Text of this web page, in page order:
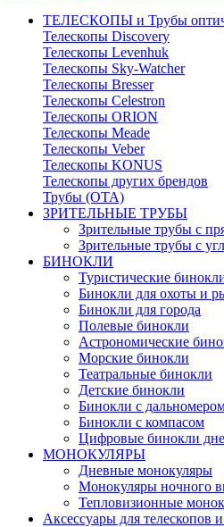
ТЕЛЕСКОПЫ и Трубы
Телескопы Discovery
Телескопы Levenhuk
Телескопы Sky-Watcher
Телескопы Bresser
Телескопы Celestron
Телескопы ORION
Телескопы Meade
Телескопы Veber
Телескопы KONUS
Телескопы других брендов
Трубы (ОТА)
ЗРИТЕЛЬНЫЕ ТРУБЫ
Зрительные трубы с
Зрительные трубы с
БИНОКЛИ
Туристические
Бинокли для охоты и
Бинокли для города
Полевые бинокли
Астрономические
Морские бинокли
Театральные бинокли
Детские бинокли
Бинокли с
Бинокли с компасом
Цифровые бинокли
МОНОКУЛЯРЫ
Дневные монокуляры
Монокуляры ночного
Тепловизионные
Аксессуары для телескопов